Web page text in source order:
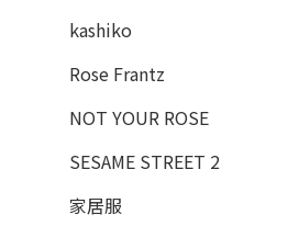
kashiko
Rose Frantz
NOT YOUR ROSE
SESAME STREET 2
家居服